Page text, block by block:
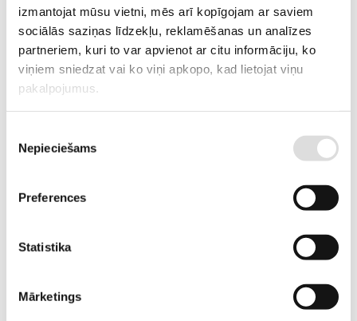
izmantojat mūsu vietni, mēs arī kopīgojam ar saviem
sociālās saziņas līdzekļu, reklamēšanas un analīzes
partneriem, kuri to var apvienot ar citu informāciju, ko
viņiem sniedzat vai ko viņi apkopo, kad lietojat viņu
pakalpojumus.
izvēle
Nepieciešams
Preferences
Statistika
Mārketings
Slodzes pārtraukšanas slēdži no 125A līdz 3200A.
Modulārie slodzes pārtraukšanas slēdži līdz 160A.